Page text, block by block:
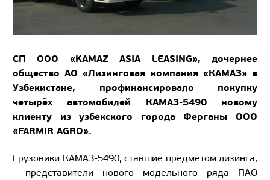
СП ООО «KAMAZ ASIA LEASING», дочернее
общество АО «Лизинговая компания «КАМАЗ» в
Узбекистане, профинансировало покупку
четырёх автомобилей КАМАЗ-5490 новому
клиенту из узбекского города Ферганы ООО
«FARMIR AGRO».
Грузовики КАМАЗ-5490, ставшие предметом лизинга,
- представители нового модельного ряда ПАО